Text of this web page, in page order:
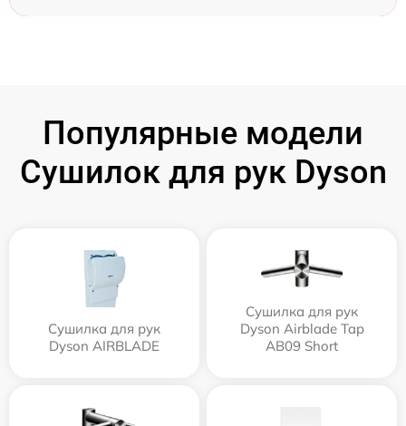
Популярные модели
Сушилок для рук Dyson
Сушилка для рук
Dyson AIRBLADE
Сушилка для рук
Dyson Airblade Tap
AB09 Short